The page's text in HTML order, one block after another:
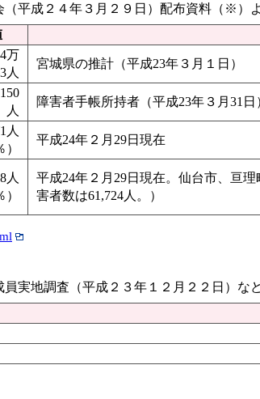
平成２４年３月２９日）配布資料（※）
万
人
宮城県の推計（平成23年３月１日）
人
障害者手帳所持者（平成23年３月31
人
）
平成24年２月29日現在
人
）
平成24年２月29日現在。仙台市、亘
害者数は61,724人。）
実地調査（平成２３年１２月２２日）な